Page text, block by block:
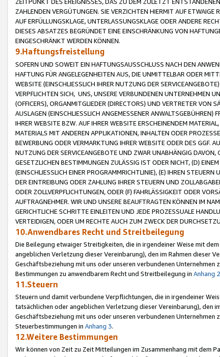
ZEITPUNKT DES EREIGNISSES, DAS ZU DEM ZULETZT
ZAHLENDEN VERGÜTUNGEN. SIE VERZICHTEN HIERMIT AUF
AUF ERFÜLLUNGSKLAGE, UNTERLASSUNGSKLAGE ODER ANDERE
DIESES ABSATZES BEGRÜNDET EINE EINSCHRÄNKUNG VON
EINGESCHRÄNKT WERDEN KÖNNEN.
9.Haftungsfreistellung
SOFERN UND SOWEIT EIN HAFTUNGSAUSSCHLUSS NACH DEN
HAFTUNG FÜR ANGELEGENHEITEN AUS, DIE UNMITTELBAR ODER
WEBSITE (EINSCHLIESSLICH IHRER NUTZUNG DER
VERPFLICHTEN SICH, UNS, UNSERE VERBUNDENEN UNTERNEHMEN
(OFFICERS), ORGANMITGLIEDER (DIRECTORS) UND VERTRETER VON
AUSLAGEN (EINSCHLIESSLICH ANGEMESSENER
IHRER WEBSITE BZW. AUF IHRER WEBSITE ERSCHEINENDEM
MATERIALS MIT ANDEREN APPLIKATIONEN, INHALTEN ODER
BEWERBUNG ODER VERMARKTUNG IHRER WEBSITE ODER DES GGF.
NUTZUNG DER SERVICEANGEBOTE UND ZWAR UNABHÄNGIG
GESETZLICHEN BESTIMMUNGEN ZULÄSSIG IST ODER NICHT, (D)
(EINSCHLIESSLICH EINER PROGRAMMRICHTLINIE), (E) IHREN
DER EINTREIBUNG ODER ZAHLUNG IHRER STEUERN UND
ODER ZOLLVERPFLICHTUNGEN, ODER (F) FAHRLÄSSIGKEIT ODER
AUFTRAGNEHMER. WIR UND UNSERE BEAUFTRAGTEN KÖNNEN IM
GERICHTLICHE SCHRITTE EINLEITEN UND JEDE PROZESSUALE
VERTEIDIGEN, ODER UM RECHTE AUCH ZUM ZWECK DER
10.Anwendbares Recht und Streitbeilegung
Die Beilegung etwaiger Streitigkeiten, die in irgendeiner Weise mit
angeblichen Verletzung dieser Vereinbarung), den im Rahmen dieser
Geschäftsbeziehung mit uns oder unseren verbundenen
Bestimmungen zu anwendbarem Recht und Streitbeilegung in Anhang 2
11.Steuern
Steuern und damit verbundene Verpflichtungen, die in irgendeiner
tatsächlichen oder angeblichen Verletzung dieser Vereinbarung), den
Geschäftsbeziehung mit uns oder unseren verbundenen
Steuerbestimmungen in Anhang 3.
12.Weitere Bestimmungen
Wir können von Zeit zu Zeit Mitteilungen im Zusammenhang mit dem